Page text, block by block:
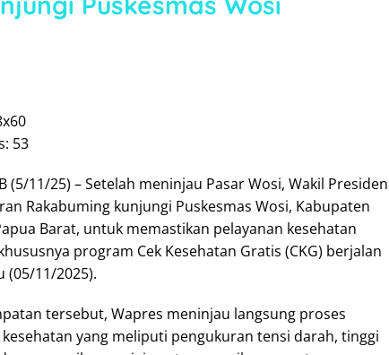
53
(5/11/25) – Setelah meninjau Pasar Wosi, Wakil Presiden
Rakabuming kunjungi Puskesmas Wosi, Kabupaten
Barat, untuk memastikan pelayanan kesehatan
program Cek Kesehatan Gratis (CKG) berjalan
(05/11/2025).
tersebut, Wapres meninjau langsung proses
yang meliputi pengukuran tensi darah, tinggi